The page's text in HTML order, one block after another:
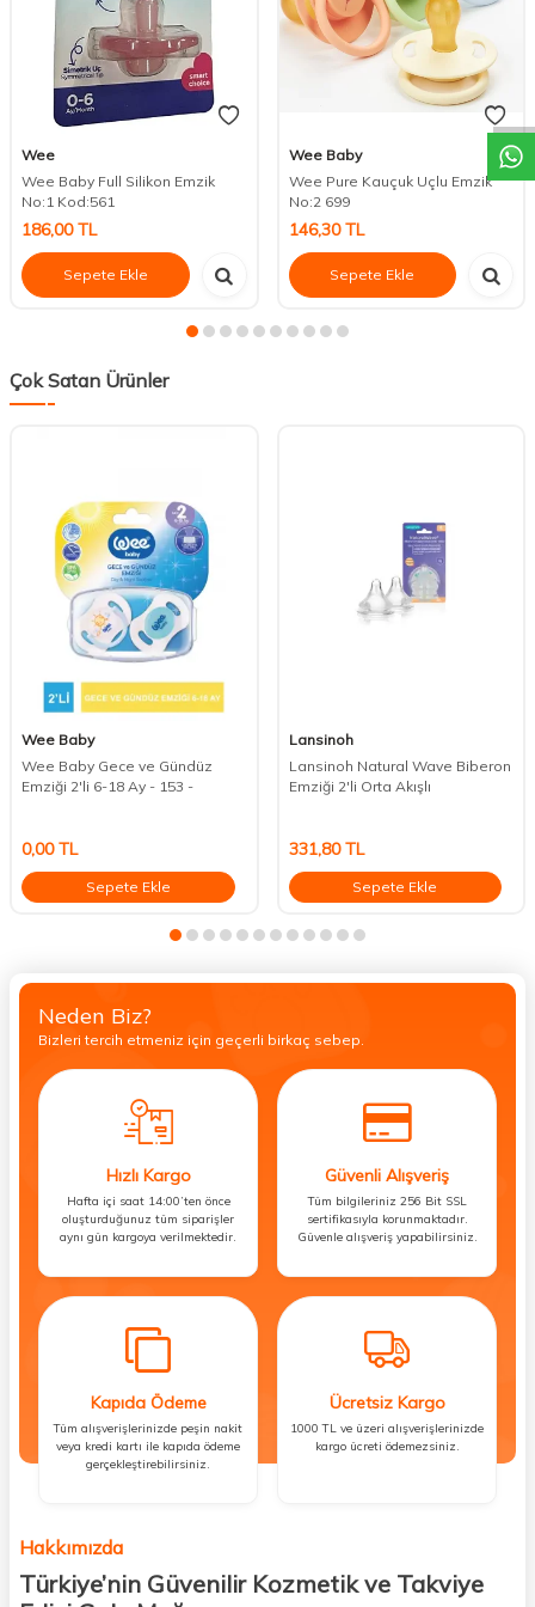
DESTEK
Wee
Wee Baby Full Silikon Emzik
No:1 Kod:561
186,00TL
Sepete Ekle
Wee Baby
Wee Pure Kauçuk Uçlu Emzik
No:2 699
146,30TL
Sepete Ekle
Çok Satan Ürünler
Wee Baby
Wee Baby Gece ve Gündüz
Emziği 2'li 6-18 Ay - 153 -
0,00TL
Sepete Ekle
Lansinoh
Lansinoh Natural Wave Biberon
Emziği 2'li Orta Akışlı
331,80TL
Sepete Ekle
Neden Biz?
Bizleri tercih etmeniz için geçerli birkaç sebep.
Hızlı Kargo
Hafta içi saat 14:00’ten önce
oluşturduğunuz tüm siparişler
aynı gün kargoya verilmektedir.
Güvenli Alışveriş
Tüm bilgileriniz 256 Bit SSL
sertifikasıyla korunmaktadır.
Güvenle alışveriş yapabilirsiniz.
Kapıda Ödeme
Tüm alışverişlerinizde peşin nakit
veya kredi kartı ile kapıda ödeme
gerçekleştirebilirsiniz.
Ücretsiz Kargo
1000 TL ve üzeri alışverişlerinizde
kargo ücreti ödemezsiniz.
Hakkımızda
Türkiye’nin Güvenilir Kozmetik ve Takviye